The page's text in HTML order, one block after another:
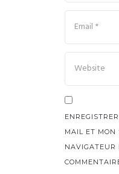
MAIL ET MON
NAVIGATEUR